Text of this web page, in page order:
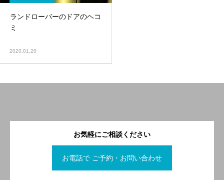
ランドローバーのドアのヘコ
ミ
2020.01.20
お気軽にご相談ください
お電話で ご予約・お問い合わせ